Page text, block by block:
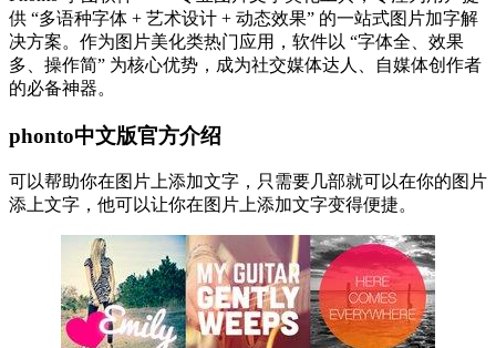
供 “多语种字体 + 艺术设计 + 动态效果” 的一站式图片加字解
决方案。作为图片美化类热门应用，软件以 “字体全、效果
多、操作简” 为核心优势，成为社交媒体达人、自媒体创作者
的必备神器。
phonto中文版官方介绍
可以帮助你在图片上添加文字，只需要几部就可以在你的图片
添上文字，他可以让你在图片上添加文字变得便捷。